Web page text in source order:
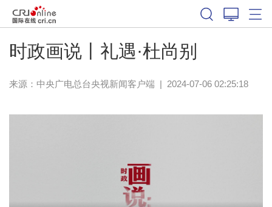
时政画说丨礼遇·杜尚别
来源： 中央广电总台央视新闻客户端 | 2024-07-06 02:25:18